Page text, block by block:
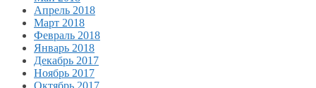
Апрель 2018
Март 2018
Февраль 2018
Январь 2018
Декабрь 2017
Ноябрь 2017
Октябрь 2017